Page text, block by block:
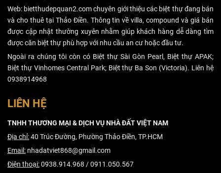
Web: bietthudepquan2.com chuyên giới thiệu các biệt thự đang bán
và cho thuê tại Thảo Điền. Thông tin về villa, compound và giá bán
được cập nhật thường xuyên nhằm giúp khách hàng dễ dàng tìm
được căn biệt thự phù hợp với nhu cầu an cư hoặc đầu tư.
Ngoài ra chúng tôi còn có Biệt thự Sài Gòn Pearl, Biệt thự APAK;
Biệt thự Vinhomes Central Park; Biệt thự Ba Son (Victoria). Liên hệ
0938914968
LIÊN HỆ
TNHH THƯƠNG MẠI & DỊCH VỤ NHÀ ĐẤT VIỆT NAM
Địa chỉ:40 Trúc Đường, Phường Thảo Điền, TP.HCM
Email: nhadatviet868@gmail.com
Điện thoại:0938.914.968 / 0911.050.567